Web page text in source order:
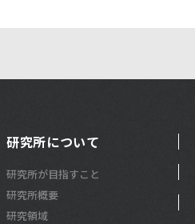
研究所について
研究所が目指すこと
研究所概要
研究領域